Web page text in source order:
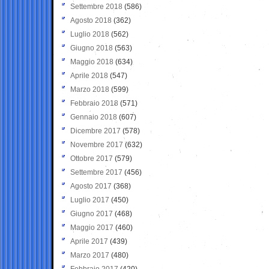
Settembre 2018 (586)
Agosto 2018 (362)
Luglio 2018 (562)
Giugno 2018 (563)
Maggio 2018 (634)
Aprile 2018 (547)
Marzo 2018 (599)
Febbraio 2018 (571)
Gennaio 2018 (607)
Dicembre 2017 (578)
Novembre 2017 (632)
Ottobre 2017 (579)
Settembre 2017 (456)
Agosto 2017 (368)
Luglio 2017 (450)
Giugno 2017 (468)
Maggio 2017 (460)
Aprile 2017 (439)
Marzo 2017 (480)